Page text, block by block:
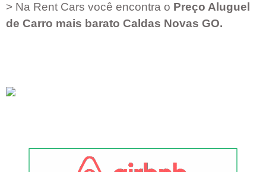
> Na Rent Cars você encontra o Preço Aluguel
de Carro mais barato Caldas Novas GO.